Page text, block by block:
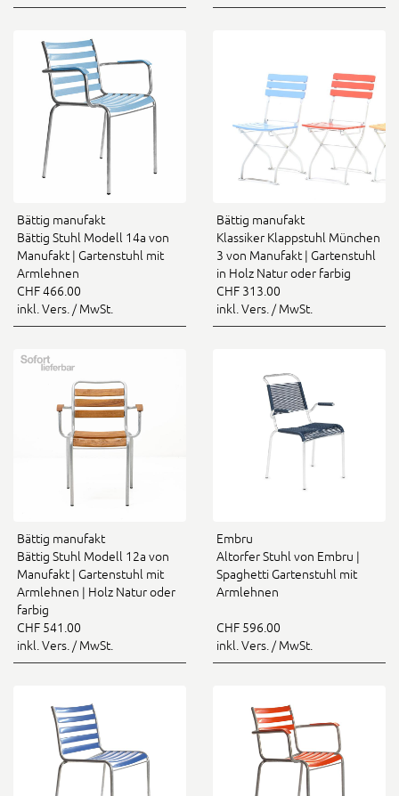
Bättig manufakt
Bättig Stuhl Modell 14a von
Manufakt | Gartenstuhl mit
Armlehnen
CHF 466.00
inkl. Vers. / MwSt.
Bättig manufakt
Klassiker Klappstuhl München
3 von Manufakt | Gartenstuhl
in Holz Natur oder farbig
CHF 313.00
inkl. Vers. / MwSt.
Bättig manufakt
Bättig Stuhl Modell 12a von
Manufakt | Gartenstuhl mit
Armlehnen | Holz Natur oder
farbig
CHF 541.00
inkl. Vers. / MwSt.
Embru
Altorfer Stuhl von Embru |
Spaghetti Gartenstuhl mit
Armlehnen
CHF 596.00
inkl. Vers. / MwSt.